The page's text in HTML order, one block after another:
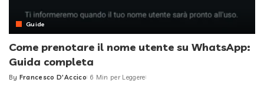
Guide
Come prenotare il nome utente su WhatsApp:
Guida completa
Posted
By Francesco D'Accico 6 Min per Leggere